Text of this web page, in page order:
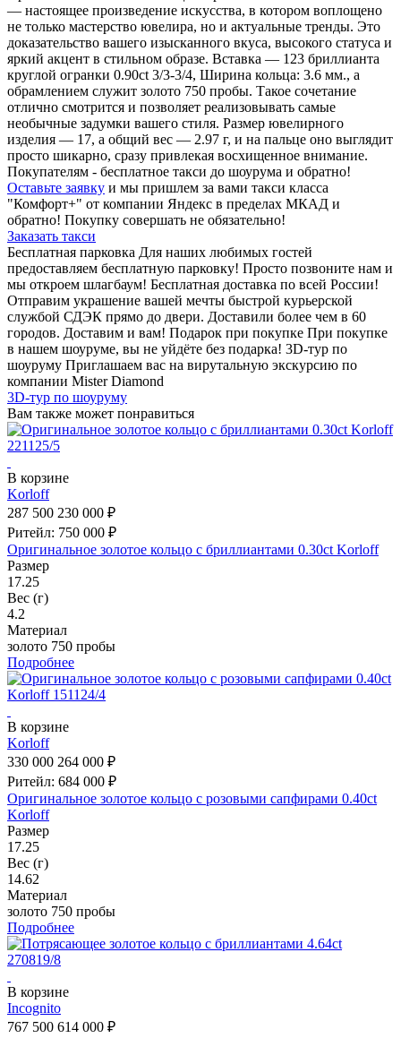
— настоящее произведение искусства, в котором воплощено
не только мастерство ювелира, но и актуальные тренды. Это
доказательство вашего изысканного вкуса, высокого статуса и
яркий акцент в стильном образе. Вставка — 123 бриллианта
круглой огранки 0.90ct 3/3-3/4, Ширина кольца: 3.6 мм., а
обрамлением служит золото 750 пробы. Такое сочетание
отлично смотрится и позволяет реализовывать самые
необычные задумки вашего стиля. Размер ювелирного
изделия — 17, а общий вес — 2.97 г, и на пальце оно выглядит
просто шикарно, сразу привлекая восхищенное внимание.
Покупателям - бесплатное такси до шоурума и обратно!
Оставьте заявку и мы пришлем за вами такси класса
"Комфорт+" от компании Яндекс в пределах МКАД и
обратно! Покупку совершать не обязательно!
Заказать такси
Бесплатная парковка Для наших любимых гостей
предоставляем бесплатную парковку! Просто позвоните нам и
мы откроем шлагбаум! Бесплатная доставка по всей России!
Отправим украшение вашей мечты быстрой курьерской
службой СДЭК прямо до двери. Доставили более чем в 60
городов. Доставим и вам! Подарок при покупке При покупке
в нашем шоуруме, вы не уйдёте без подарка! 3D-тур по
шоуруму Приглашаем вас на вирутальную экскурсию по
компании Mister Diamond
3D-тур по шоуруму
Вам также может понравиться
В корзине
Korloff
287 500 230 000 ₽
Ритейл: 750 000 ₽
Оригинальное золотое кольцо с бриллиантами 0.30ct Korloff
Размер
17.25
Вес (г)
4.2
Материал
золото 750 пробы
Подробнее
В корзине
Korloff
330 000 264 000 ₽
Ритейл: 684 000 ₽
Оригинальное золотое кольцо с розовыми сапфирами 0.40ct
Korloff
Размер
17.25
Вес (г)
14.62
Материал
золото 750 пробы
Подробнее
В корзине
Incognito
767 500 614 000 ₽